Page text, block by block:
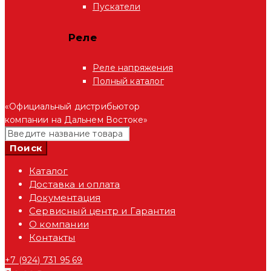
Пускатели
Реле
Реле напряжения
Полный каталог
«Официальный дистрибьютор
компании на Дальнем Востоке»
Каталог
Доставка и оплата
Документация
Сервисный центр и Гарантия
О компании
Контакты
+7 (924) 731 95 69